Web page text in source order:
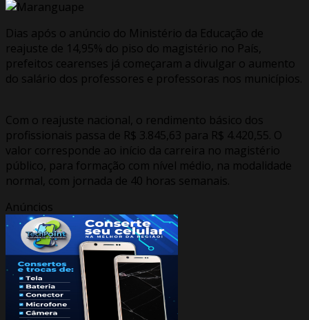
Dias após o anúncio do Ministério da Educação de
reajuste de 14,95% do piso do magistério no País,
prefeitos cearenses já começaram a divulgar o aumento
do salário dos professores e professoras nos municípios.
Com o reajuste nacional, o rendimento básico dos
profissionais passa de R$ 3.845,63 para R$ 4.420,55. O
valor corresponde ao início da carreira no magistério
público, para formação com nível médio, na modalidade
normal, com jornada de 40 horas semanais.
Anúncios